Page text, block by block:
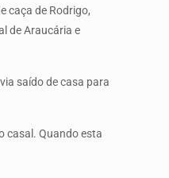
caça de Rodrigo,
de Araucária e
saído de casa para
casal. Quando esta